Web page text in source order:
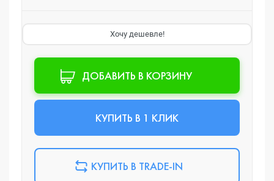
Хочу дешевле!
ДОБАВИТЬ В КОРЗИНУ
КУПИТЬ В 1 КЛИК
КУПИТЬ В TRADE-IN